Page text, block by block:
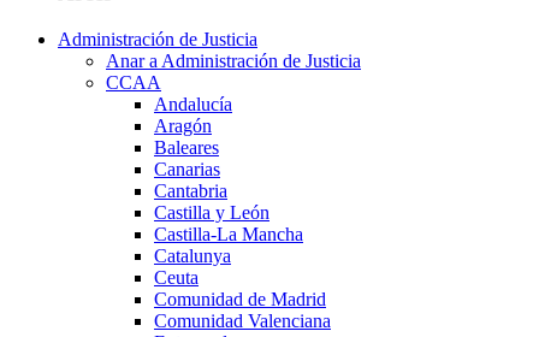
Administración de Justicia
Anar a Administración de Justicia
CCAA
Andalucía
Aragón
Baleares
Canarias
Cantabria
Castilla y León
Castilla-La Mancha
Catalunya
Ceuta
Comunidad de Madrid
Comunidad Valenciana